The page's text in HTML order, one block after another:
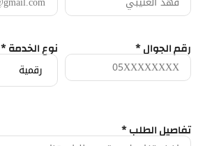
رقم الجوال * نوع الخدمة *
تفاصيل الطلب *